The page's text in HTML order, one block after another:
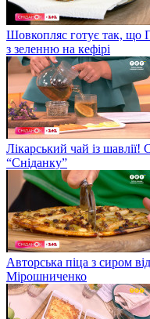
Шовкопляс готує так, що
з зеленню на кефірі
Лікарський чай із шавлії!
“Сніданку”
Авторська піца з сиром
Мірошниченко